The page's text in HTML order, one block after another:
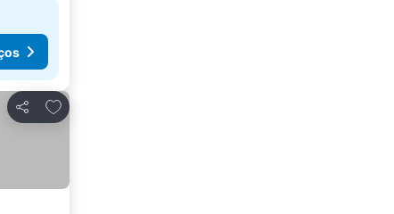
Partilhar
Adicionar aos favoritos